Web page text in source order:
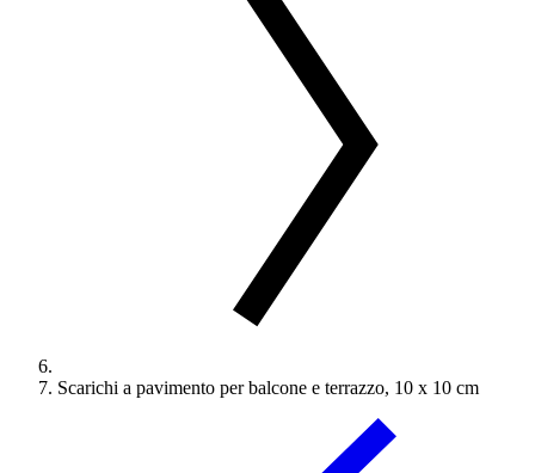
Scarichi a pavimento per balcone e terrazzo, 10 x 10 cm